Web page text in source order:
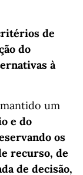
de
do
à
um
e do
os
recurso, de
de decisão,